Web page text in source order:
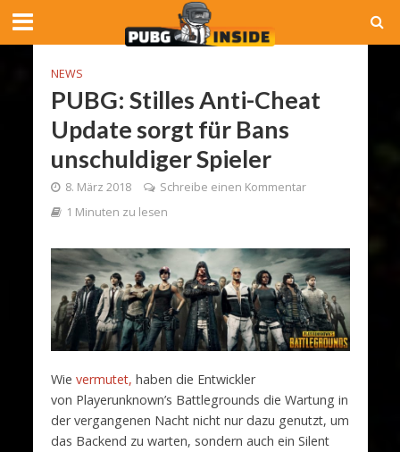
NEWS
PUBG: Stilles Anti-Cheat
Update sorgt für Bans
unschuldiger Spieler
8. März 2018
Schreibe einen Kommentar
1 Minuten zu lesen
Wie vermutet, haben die Entwickler
von Playerunknown’s Battlegrounds die Wartung in
der vergangenen Nacht nicht nur dazu genutzt, um
das Backend zu warten, sondern auch ein Silent